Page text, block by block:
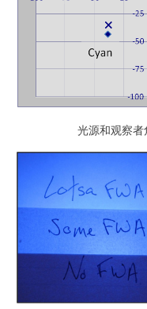
光源和观察